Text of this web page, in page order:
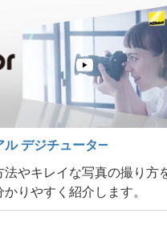
ル デジチュータ―
法やキレイな写真の撮り方
りやすく紹介します。